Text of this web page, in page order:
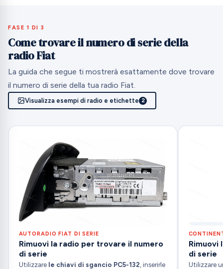
FASE 1 DI 3
Come trovare il numero di serie della
radio Fiat
La guida che segue ti mostrerà esattamente dove trovare
il numero di serie della tua radio Fiat.
Visualizza esempi di radio e etichette 2
AUTORADIO FIAT DI SERIE
Rimuovi la radio per trovare il numero
di serie
Utilizzare le chiavi di sgancio PC5-132 , inserirle
Rimuovi
di serie
Utilizzare